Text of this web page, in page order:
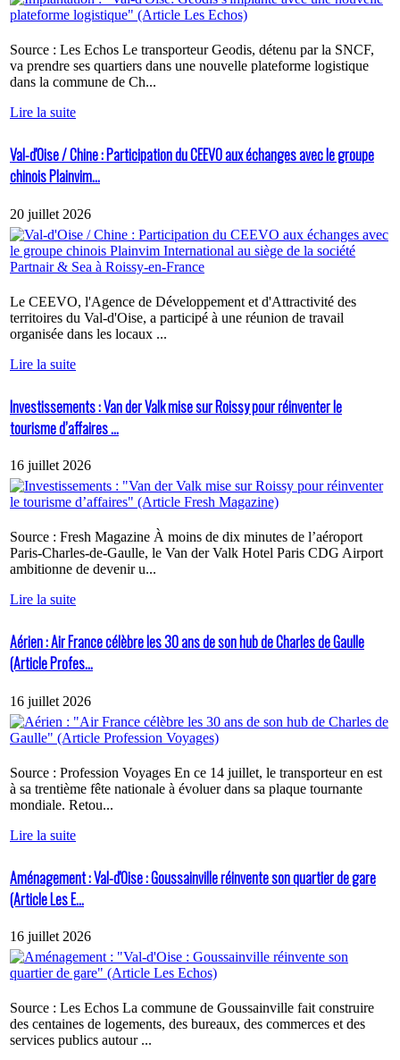
Source : Les Echos Le transporteur Geodis, détenu par la SNCF,
va prendre ses quartiers dans une nouvelle plateforme logistique
dans la commune de Ch...
Lire la suite
Val-d'Oise / Chine : Participation du CEEVO aux échanges avec le groupe
chinois Plainvim...
20 juillet 2026
Le CEEVO, l'Agence de Développement et d'Attractivité des
territoires du Val-d'Oise, a participé à une réunion de travail
organisée dans les locaux ...
Lire la suite
Investissements : Van der Valk mise sur Roissy pour réinventer le
tourisme d’affaires ...
16 juillet 2026
Source : Fresh Magazine À moins de dix minutes de l’aéroport
Paris-Charles-de-Gaulle, le Van der Valk Hotel Paris CDG Airport
ambitionne de devenir u...
Lire la suite
Aérien : Air France célèbre les 30 ans de son hub de Charles de Gaulle
(Article Profes...
16 juillet 2026
Source : Profession Voyages En ce 14 juillet, le transporteur en est
à sa trentième fête nationale à évoluer dans sa plaque tournante
mondiale. Retou...
Lire la suite
Aménagement : Val-d'Oise : Goussainville réinvente son quartier de gare
(Article Les E...
16 juillet 2026
Source : Les Echos La commune de Goussainville fait construire
des centaines de logements, des bureaux, des commerces et des
services publics autour ...